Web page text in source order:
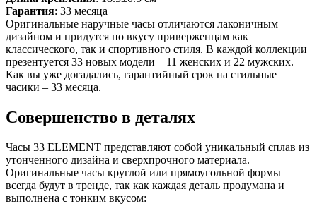
Гарантия: 33 месяца
Оригинальные наручные часы отличаются лаконичным
дизайном и придутся по вкусу приверженцам как
классического, так и спортивного стиля. В каждой коллекции
презентуется 33 новых модели – 11 женских и 22 мужских.
Как вы уже догадались, гарантийный срок на стильные
часики – 33 месяца.
Совершенство в деталях
Часы 33 ELEMENT представляют собой уникальный сплав из
утонченного дизайна и сверхпрочного материала.
Оригинальные часы круглой или прямоугольной формы
всегда будут в тренде, так как каждая деталь продумана и
выполнена с тонким вкусом: